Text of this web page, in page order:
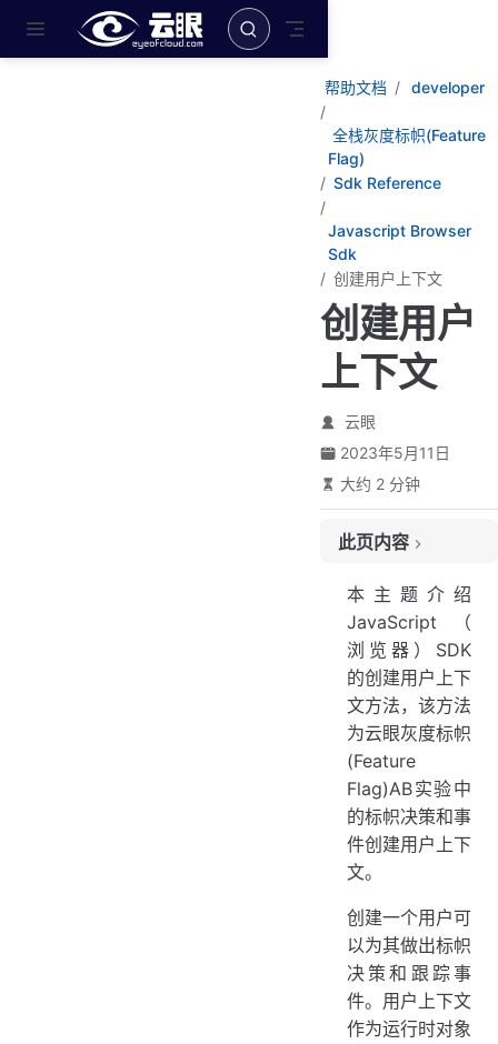
跳至主要內容
帮助文档 developer
全栈灰度标帜(Feature
Flag)
Sdk Reference
Javascript Browser
Sdk
创建用户上下文
创建用户
上下文
云眼
2023年5月11日
大约 2 分钟
此页内容
描述
参数
受众群体属性
返回
例
本主题介绍
JavaScript（
浏览器）SDK
的创建用户上下
文方法，该方法
为云眼灰度标帜
(Feature
Flag)AB实验中
的标帜决策和事
件创建用户上下
文。
创建一个用户可
以为其做出标帜
决策和跟踪事
件。用户上下文
作为运行时对象